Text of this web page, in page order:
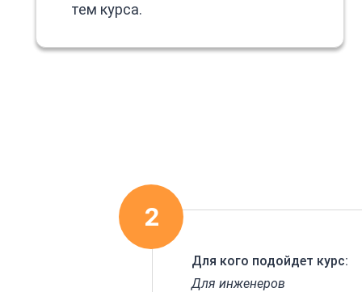
тем курса.
Для кого подойдет курс:
Для инженеров
2